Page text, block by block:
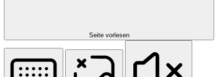
Seite vorlesen